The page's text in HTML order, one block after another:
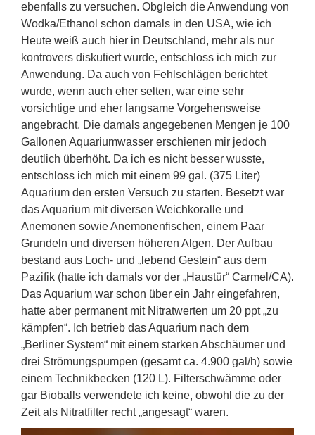
ebenfalls zu versuchen. Obgleich die Anwendung von
Wodka/Ethanol schon damals in den USA, wie ich
Heute weiß auch hier in Deutschland, mehr als nur
kontrovers diskutiert wurde, entschloss ich mich zur
Anwendung. Da auch von Fehlschlägen berichtet
wurde, wenn auch eher selten, war eine sehr
vorsichtige und eher langsame Vorgehensweise
angebracht. Die damals angegebenen Mengen je 100
Gallonen Aquariumwasser erschienen mir jedoch
deutlich überhöht. Da ich es nicht besser wusste,
entschloss ich mich mit einem 99 gal. (375 Liter)
Aquarium den ersten Versuch zu starten. Besetzt war
das Aquarium mit diversen Weichkoralle und
Anemonen sowie Anemonenfischen, einem Paar
Grundeln und diversen höheren Algen. Der Aufbau
bestand aus Loch- und „lebend Gestein“ aus dem
Pazifik (hatte ich damals vor der „Haustür“ Carmel/CA).
Das Aquarium war schon über ein Jahr eingefahren,
hatte aber permanent mit Nitratwerten um 20 ppt „zu
kämpfen“. Ich betrieb das Aquarium nach dem
„Berliner System“ mit einem starken Abschäumer und
drei Strömungspumpen (gesamt ca. 4.900 gal/h) sowie
einem Technikbecken (120 L). Filterschwämme oder
gar Bioballs verwendete ich keine, obwohl die zu der
Zeit als Nitratfilter recht „angesagt“ waren.